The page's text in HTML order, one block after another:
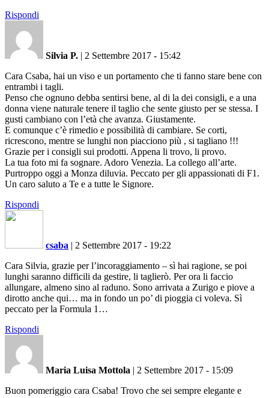
Rispondi
Silvia P. | 2 Settembre 2017 - 15:42
Cara Csaba, hai un viso e un portamento che ti fanno stare bene con
entrambi i tagli.
Penso che ognuno debba sentirsi bene, al di la dei consigli, e a una
donna viene naturale tenere il taglio che sente giusto per se stessa. I
gusti cambiano con l’età che avanza. Giustamente.
E comunque c’è rimedio e possibilità di cambiare. Se corti,
ricrescono, mentre se lunghi non piacciono più , si tagliano !!!
Grazie per i consigli sui prodotti. Appena li trovo, li provo.
La tua foto mi fa sognare. Adoro Venezia. La collego all’arte.
Purtroppo oggi a Monza diluvia. Peccato per gli appassionati di F1.
Un caro saluto a Te e a tutte le Signore.
Rispondi
csaba | 2 Settembre 2017 - 19:22
Cara Silvia, grazie per l’incoraggiamento – sì hai ragione, se poi
lunghi saranno difficili da gestire, li taglierò. Per ora li faccio
allungare, almeno sino al raduno. Sono arrivata a Zurigo e piove a
dirotto anche qui… ma in fondo un po’ di pioggia ci voleva. Sì
peccato per la Formula 1…
Rispondi
Maria Luisa Mottola | 2 Settembre 2017 - 15:09
Buon pomeriggio cara Csaba! Trovo che sei sempre elegante e